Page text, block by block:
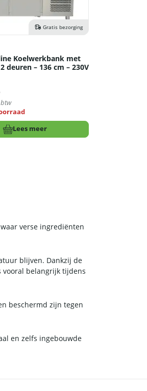
Gratis bezorging
Koelwerkbank met
deuren – 136 cm – 230V
Lees meer
verse ingrediënten
blijven. Dankzij de
vooral belangrijk tijdens
beschermd zijn tegen
en zelfs ingebouwde